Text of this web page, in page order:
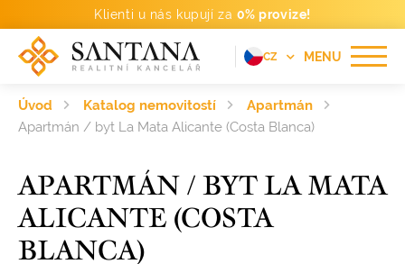
Klienti u nás kupují za 0% provize!
MENU
CZ
FR
RU
Úvod Katalog nemovitostí
Apartmán
Apartmán / byt La Mata Alicante (Costa Blanca)
APARTMÁN / BYT LA MATA
ALICANTE (COSTA
BLANCA)